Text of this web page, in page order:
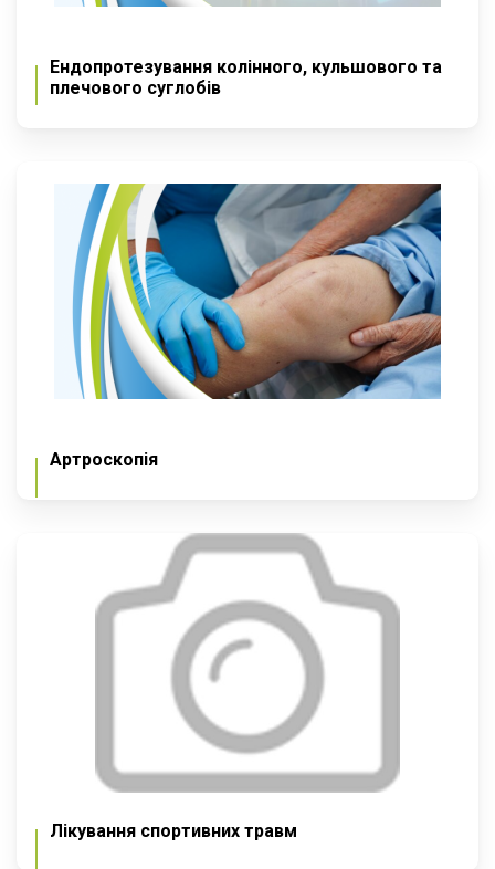
Ендопротезування колінного, кульшового та
плечового суглобів
Артроскопія
Лікування спортивних травм